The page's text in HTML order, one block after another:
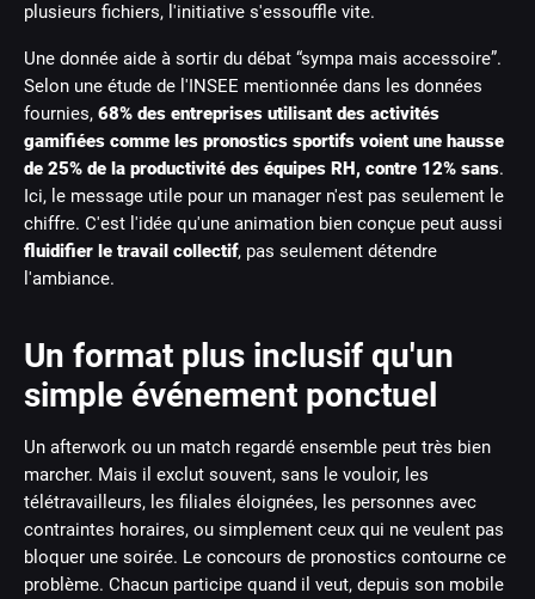
plusieurs fichiers, l'initiative s'essouffle vite.
Une donnée aide à sortir du débat “sympa mais accessoire”.
Selon une étude de l'INSEE mentionnée dans les données
fournies, 68% des entreprises utilisant des activités
gamifiées comme les pronostics sportifs voient une hausse
de 25% de la productivité des équipes RH, contre 12% sans.
Ici, le message utile pour un manager n'est pas seulement le
chiffre. C'est l'idée qu'une animation bien conçue peut aussi
fluidifier le travail collectif, pas seulement détendre
l'ambiance.
Un format plus inclusif qu'un
simple événement ponctuel
Un afterwork ou un match regardé ensemble peut très bien
marcher. Mais il exclut souvent, sans le vouloir, les
télétravailleurs, les filiales éloignées, les personnes avec
contraintes horaires, ou simplement ceux qui ne veulent pas
bloquer une soirée. Le concours de pronostics contourne ce
problème. Chacun participe quand il veut, depuis son mobile